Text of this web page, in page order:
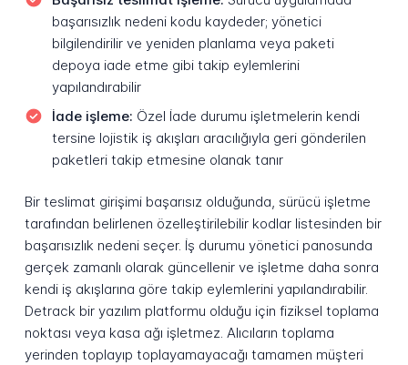
başarısızlık nedeni kodu kaydeder; yönetici
bilgilendirilir ve yeniden planlama veya paketi
depoya iade etme gibi takip eylemlerini
yapılandırabilir
İade işleme: Özel İade durumu işletmelerin kendi
tersine lojistik iş akışları aracılığıyla geri gönderilen
paketleri takip etmesine olanak tanır
Bir teslimat girişimi başarısız olduğunda, sürücü işletme
tarafından belirlenen özelleştirilebilir kodlar listesinden bir
başarısızlık nedeni seçer. İş durumu yönetici panosunda
gerçek zamanlı olarak güncellenir ve işletme daha sonra
kendi iş akışlarına göre takip eylemlerini yapılandırabilir.
Detrack bir yazılım platformu olduğu için fiziksel toplama
noktası veya kasa ağı işletmez. Alıcıların toplama
yerinden toplayıp toplayamayacağı tamamen müşteri